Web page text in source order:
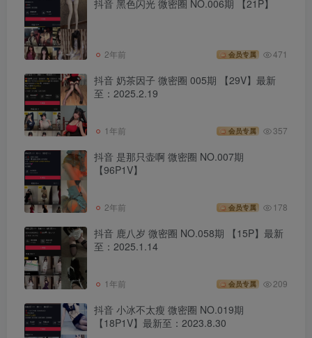
抖音 黑色闪光 微密圈 NO.006期 【21P】
2年前 会员专属 471
抖音 奶茶因子 微密圈 005期 【29V】最新
至：2025.2.19
1年前 会员专属 357
抖音 是那只壶啊 微密圈 NO.007期
【96P1V】
2年前 会员专属 178
抖音 鹿八岁 微密圈 NO.058期 【15P】最新
至：2025.1.14
1年前 会员专属 209
抖音 小冰不太瘦 微密圈 NO.019期
【18P1V】最新至：2023.8.30